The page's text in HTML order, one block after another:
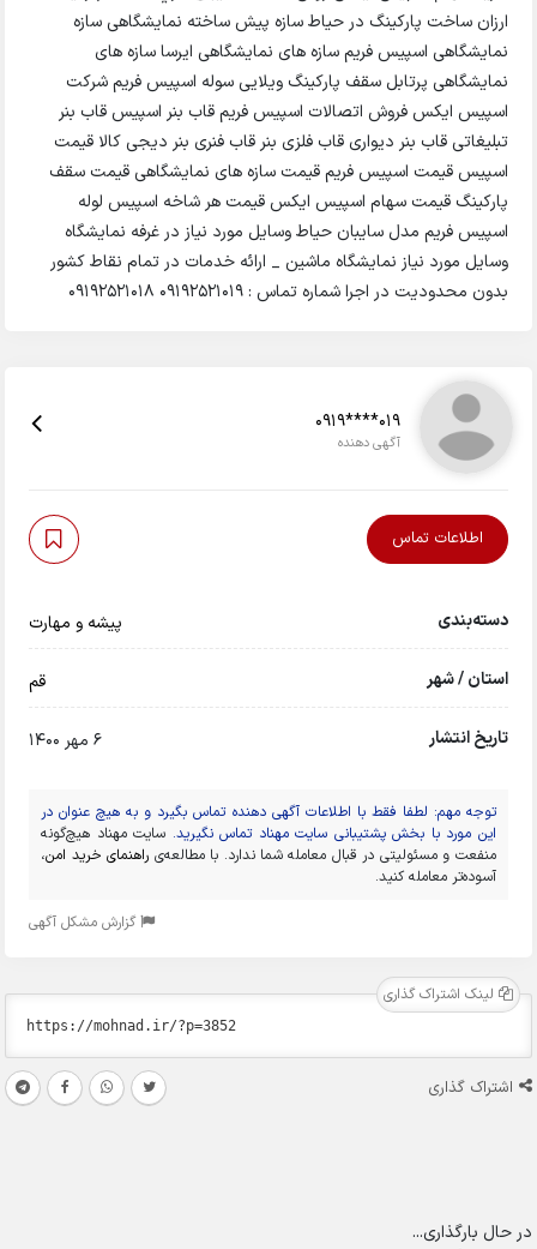
ارزان ساخت پارکینگ در حیاط سازه پیش ساخته نمایشگاهی سازه
نمایشگاهی اسپیس فریم سازه های نمایشگاهی ایرسا سازه های
نمایشگاهی پرتابل سقف پارکینگ ویلایی سوله اسپیس فریم شرکت
اسپیس ایکس فروش اتصالات اسپیس فریم قاب بنر اسپیس قاب بنر
تبلیغاتی قاب بنر دیواری قاب فلزی بنر قاب فنری بنر دیجی کالا قیمت
اسپیس قیمت اسپیس فریم قیمت سازه های نمایشگاهی قیمت سقف
پارکینگ قیمت سهام اسپیس ایکس قیمت هر شاخه اسپیس لوله
اسپیس فریم مدل سایبان حیاط وسایل مورد نیاز در غرفه نمایشگاه
وسایل مورد نیاز نمایشگاه ماشین _ ارائه خدمات در تمام نقاط کشور
بدون محدودیت در اجرا شماره تماس : 09192521019 09192521018
0919****019
آگهی دهنده
اطلاعات تماس
دسته‌بندی پیشه و مهارت
استان / شهر قم
تاریخ انتشار 6 مهر 1400
توجه مهم: لطفا فقط با اطلاعات آگهی دهنده تماس بگیرد و به هیچ عنوان در
این مورد با بخش پشتیبانی سایت مهناد تماس نگیرید. سایت مهناد هیچ‌گونه
منفعت و مسئولیتی در قبال معامله شما ندارد. با مطالعه‌ی راهنمای خرید امن،
آسوده‌تر معامله کنید.
گزارش مشکل آگهی
لینک اشتراک گذاری
اشتراک گذاری
در حال بارگذاری...